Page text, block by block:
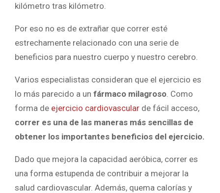
kilómetro tras kilómetro.
Por eso no es de extrañar que correr esté
estrechamente relacionado con una serie de
beneficios para nuestro cuerpo y nuestro cerebro.
Varios especialistas consideran que el ejercicio es
lo más parecido a un fármaco milagroso . Como
forma de ejercicio cardiovascular de fácil acceso,
correr es una de las maneras más sencillas de
obtener los importantes beneficios del ejercicio.
Dado que mejora la capacidad aeróbica, correr es
una forma estupenda de contribuir a mejorar la
salud cardiovascular. Además, quema calorías y